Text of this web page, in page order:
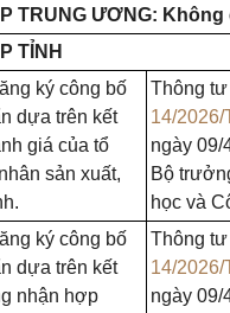
TRUNG ƯƠNG: Không
TỈNH
ký công bố
dựa trên kết
giá của tổ
sản xuất,
Thông
14/2026/
ngày 09/
Bộ
học và
ký công bố
dựa trên kết
nhận hợp
Thông
14/2026/
ngày 09/